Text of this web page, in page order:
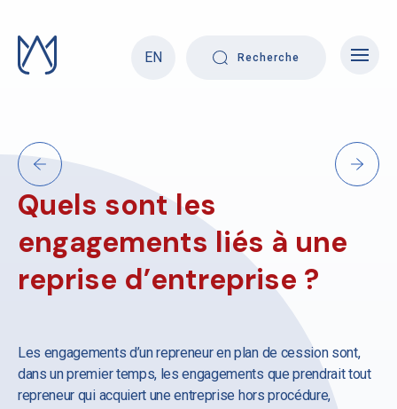
content
EN
Recherche
Quels sont les
engagements liés à une
reprise d’entreprise ?
Les engagements d’un repreneur en plan de cession sont,
dans un premier temps, les engagements que prendrait tout
repreneur qui acquiert une entreprise hors procédure,